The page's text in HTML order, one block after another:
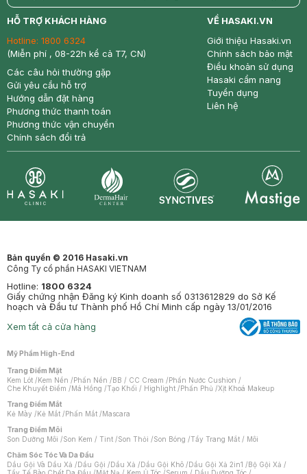
return nowfree price
HỖ TRỢ KHÁCH HÀNG
Hotline: 1800 6324
(Miễn phí , 08-22h kể cả T7, CN)
Các câu hỏi thường gặp
Gửi yêu cầu hỗ trợ
Hướng dẫn đặt hàng
Phương thức thanh toán
Phương thức vận chuyển
Chính sách đổi trả
VỀ HASAKI.VN
Giới thiệu Hasaki.vn
Chính sách bảo mật
Điều khoản sử dụng
Hasaki cẩm nang
Tuyển dụng
Liên hệ
Bản quyền © 2016 Hasaki.vn
Công Ty cổ phần HASAKI VIETNAM
Hotline: 1800 6324
Giấy chứng nhận Đăng ký Kinh doanh số 0313612829 do Sở Kế
hoạch và Đầu tư Thành phố Hồ Chí Minh cấp ngày 13/01/2016
Xem tất cả cửa hàng
Mỹ Phẩm High-End
Trang Điểm Mặt
Kem Lót /Kem Nền /Phấn Nền /BB / CC Cream /Phấn Nước Cushion /
Che Khuyết Điểm /Má Hồng /Tạo Khối / Highlight /Phấn Phủ /Xịt Khoá Makeup
Trang Điểm Mắt
Kẻ Mày /Kẻ Mắt /Phấn Mắt /Mascara
Trang Điểm Môi
Son Dưỡng Môi /Son Kem / Tint /Son Thỏi /Son Bóng /Tẩy Trang Mắt / Môi
Chăm Sóc Tóc Và Da Đầu
Dầu Gội Và Dầu Xả /Dầu Gội /Dầu Xả /Dầu Gội Khô /Dầu Gội Xả 2in1 /Bộ Gội Xả /